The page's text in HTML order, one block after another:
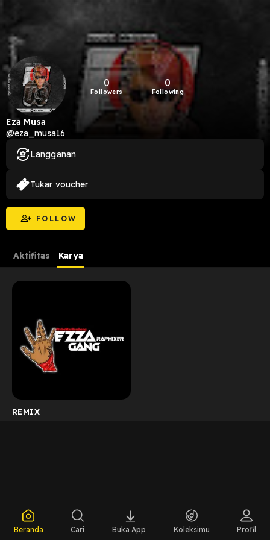
0
Followers
0
Following
Eza Musa
@eza_musa16
FOLLOW
Langganan
Tukar voucher
Aktifitas Karya
REMIX
Beranda Cari Buka App Koleksimu Profil